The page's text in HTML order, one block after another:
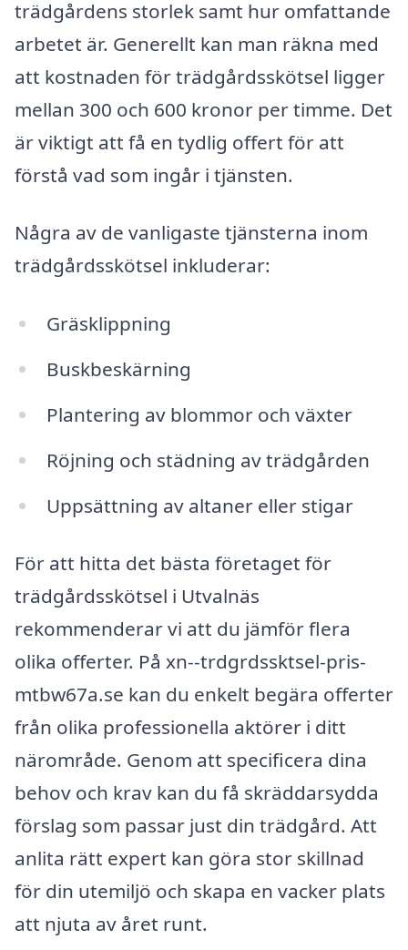
trädgårdens storlek samt hur omfattande
arbetet är. Generellt kan man räkna med
att kostnaden för trädgårdsskötsel ligger
mellan 300 och 600 kronor per timme. Det
är viktigt att få en tydlig offert för att
förstå vad som ingår i tjänsten.
Några av de vanligaste tjänsterna inom
trädgårdsskötsel inkluderar:
Gräsklippning
Buskbeskärning
Plantering av blommor och växter
Röjning och städning av trädgården
Uppsättning av altaner eller stigar
För att hitta det bästa företaget för
trädgårdsskötsel i Utvalnäs
rekommenderar vi att du jämför flera
olika offerter. På xn--trdgrdssktsel-pris-
mtbw67a.se kan du enkelt begära offerter
från olika professionella aktörer i ditt
närområde. Genom att specificera dina
behov och krav kan du få skräddarsydda
förslag som passar just din trädgård. Att
anlita rätt expert kan göra stor skillnad
för din utemiljö och skapa en vacker plats
att njuta av året runt.